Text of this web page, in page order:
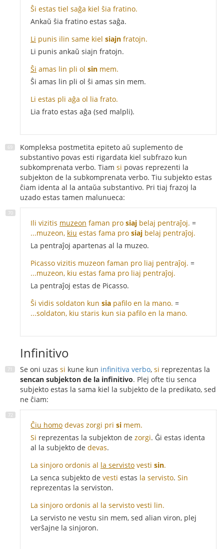
Ŝi estas tiel saĝa kiel ŝia fratino.
Ankaŭ ŝia fratino estas saĝa.
Li punis ilin same kiel siajn fratojn.
Li punis ankaŭ siajn fratojn.
Ŝi amas lin pli ol sin mem.
Ŝi amas lin pli ol ŝi amas sin mem.
Li estas pli aĝa ol lia frato.
Lia frato estas aĝa (sed malpli).
Kompleksa postmetita epiteto aŭ suplemento de
substantivo povas esti rigardata kiel subfrazo kun
subkomprenata verbo. Tiam si povas reprezenti la
subjekton de la subkomprenata verbo. Tiu subjekto estas
ĉiam identa al la antaŭa substantivo. Pri tiaj frazoj la
uzado estas tamen malunueca:
Ili vizitis muzeon faman pro siaj belaj pentraĵoj. =
...muzeon, kiu estas fama pro siaj belaj pentraĵoj.
La pentraĵoj apartenas al la muzeo.
Picasso vizitis muzeon faman pro liaj pentraĵoj. =
...muzeon, kiu estas fama pro liaj pentraĵoj.
La pentraĵoj estas de Picasso.
Ŝi vidis soldaton kun sia pafilo en la mano. =
...soldaton, kiu staris kun sia pafilo en la mano.
Infinitivo
Se oni uzas si kune kun infinitiva verbo, si reprezentas la
sencan subjekton de la infinitivo. Plej ofte tiu senca
subjekto estas la sama kiel la subjekto de la predikato, sed
ne ĉiam:
Ĉiu homo devas zorgi pri si mem.
Si reprezentas la subjekton de zorgi. Ĝi estas identa
al la subjekto de devas.
La sinjoro ordonis al la servisto vesti sin.
La senca subjekto de vesti estas la servisto. Sin
reprezentas la serviston.
La sinjoro ordonis al la servisto vesti lin.
La servisto ne vestu sin mem, sed alian viron, plej
verŝajne la sinjoron.